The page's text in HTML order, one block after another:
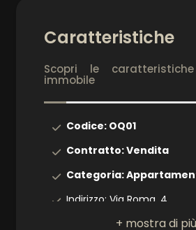
Caratteristiche
Scopri le
immobile
Codice: OQ01
Contratto: Vendita
Categoria:
Indirizzo: Via Roma, 4